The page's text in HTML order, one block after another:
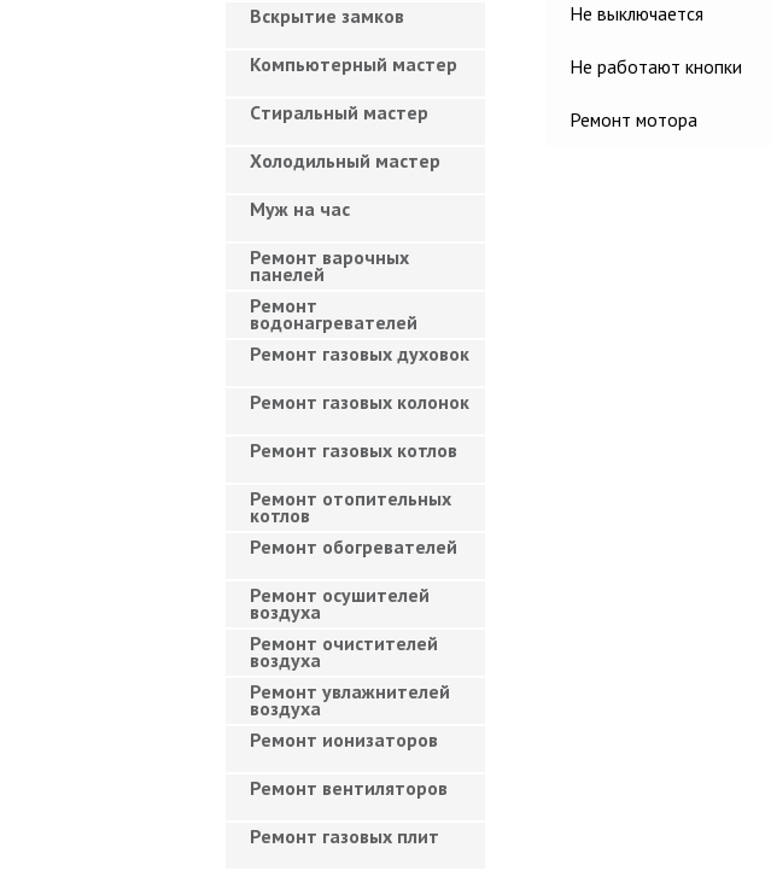
Не выключается
Не работают кнопки
Ремонт мотора
Вскрытие замков
Компьютерный мастер
Cтиральный мастер
Холодильный мастер
Муж на час
Ремонт варочных
панелей
Ремонт
водонагревателей
Ремонт газовых духовок
Ремонт газовых колонок
Ремонт газовых котлов
Ремонт отопительных
котлов
Ремонт обогревателей
Ремонт осушителей
воздуха
Ремонт очистителей
воздуха
Ремонт увлажнителей
воздуха
Ремонт ионизаторов
Ремонт вентиляторов
Ремонт газовых плит